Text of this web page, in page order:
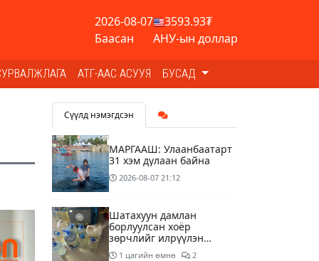
2026-08-07
Баасан
3593.93₮
АНУ-ын доллар
АТГ-ААС АСУУЯ БУСАД
Сүүлд нэмэгдсэн
МАРГААШ: Улаанбаатарт
31 хэм дулаан байна
2026-08-07 21:12
Шатахуун дамлан
борлуулсан хоёр
зөрчлийг илрүүлэн
шалгаж байна
1 цагийн өмнө 2